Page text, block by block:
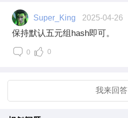
Super_King 2025-04-26
保持默认五元组hash即可。
0 0
我来回答